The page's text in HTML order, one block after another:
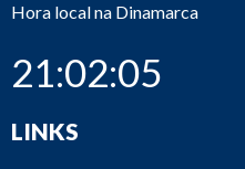
Hora local na Dinamarca
21:02:05
LINKS